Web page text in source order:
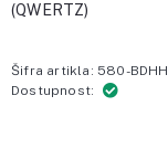
(QWERTZ)
Šifra artikla: 580-
Dostupnost: